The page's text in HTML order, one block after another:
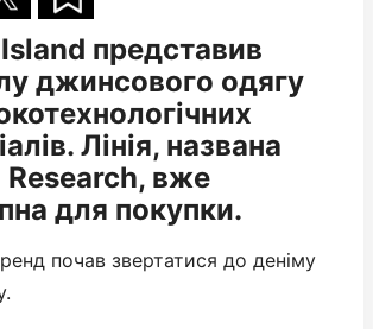
представив
джинсового одягу
Лінія, названа
Research, вже
для покупки.
почав звертатися до деніму